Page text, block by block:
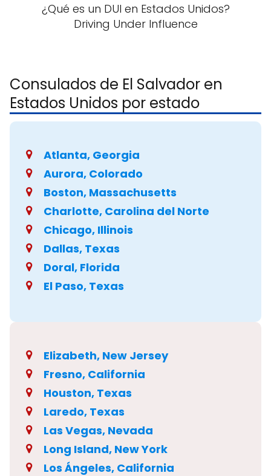
¿Qué es un DUI en Estados Unidos?
Driving Under Influence
Consulados de El Salvador en
Estados Unidos por estado
Atlanta, Georgia
Aurora, Colorado
Boston, Massachusetts
Charlotte, Carolina del Norte
Chicago, Illinois
Dallas, Texas
Doral, Florida
El Paso, Texas
Elizabeth, New Jersey
Fresno, California
Houston, Texas
Laredo, Texas
Las Vegas, Nevada
Long Island, New York
Los Ángeles, California